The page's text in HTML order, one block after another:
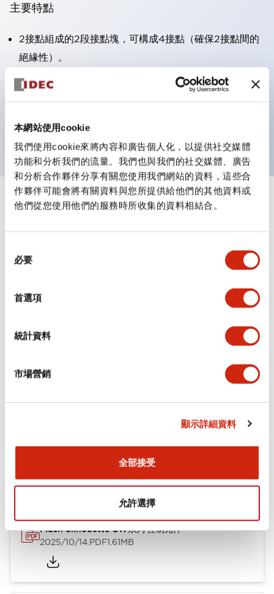
本網站使用cookie
我們使用cookie來將內容和廣告個人化，以提供社交媒體
功能和分析我們的流量。我們也與我們的社交媒體、廣告
和分析合作夥伴分享有關您使用我們網站的資料，這些合
作夥伴可能會將有關資料與您所提供給他們的其他資料或
他們從您使用他們的服務時所收集的資料相結合。
必要
首選項
統計資料
市場營銷
顯示詳細資料
全部接受
允許選擇
主要特點
2接點組成的2段接點塊，可構成4接點（確保2接點間的
絕緣性）。
面板深度39.9mm（※11段接點塊）、59.9mm（※22段
接點塊）。可實現省空間設計。
防護結構
規格
審美規範
環境規範
功能規格
機械規格
型錄和宣傳手冊 認證與標準
Flush Silhouette CW系列 控制元件
2025/10/14.PDF1.61MB